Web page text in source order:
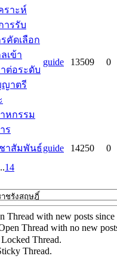
ราะห์
ารรับ
คัดเลือก
เข้า
ต่อระดับ
าตรี
หกรรม
ร
guide 13509 0
าสัมพันธ์guide 14250
0
14
Thread with new posts since
Thread with no new
Thread.
Thread.